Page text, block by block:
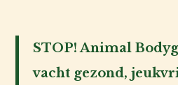
Vlooienshampoo
STOP! Animal
vacht gezond,